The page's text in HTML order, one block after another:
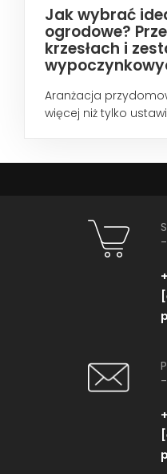
Jak wybrać
ogrodowe?
krzesłach i
Aranżacja
więcej niż tylko